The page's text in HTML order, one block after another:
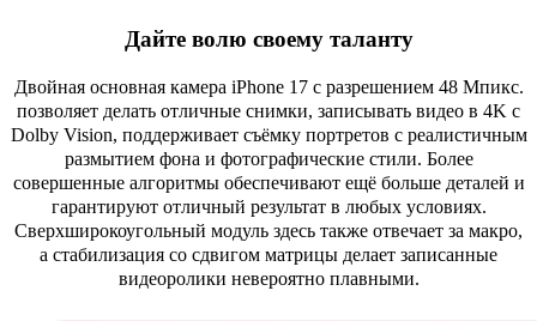
Дайте волю своему таланту
Двойная основная камера iPhone 17 с разрешением 48 Мпикс.
позволяет делать отличные снимки, записывать видео в 4K с
Dolby Vision, поддерживает съёмку портретов с реалистичным
размытием фона и фотографические стили. Более
совершенные алгоритмы обеспечивают ещё больше деталей и
гарантируют отличный результат в любых условиях.
Сверхширокоугольный модуль здесь также отвечает за макро,
а стабилизация со сдвигом матрицы делает записанные
видеоролики невероятно плавными.